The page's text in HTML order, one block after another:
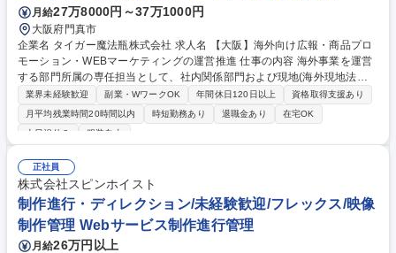
月給27万8000円～37万1000円
大阪府門真市
企業名 タイガー魔法瓶株式会社 求人名 【大阪】海外向け広報・商品プロ
モーション・WEBマーケティングの運営推進 仕事の内容 海外事業を運営
する部門所属の専任担当として、社内関係部門および現地(海外現地法
人・代理店)と連携し、グローバルでのブランド価値最大化とEC売上の向
上をリードしていただきます。 【具体的には】■海外現地法人・代理店の
EC運用支援：Amazonをはじめとする現地マーケットプレイスの運営サポ
る世界観の統一や各国との整合性管理 ■データドリブンによる改善施策の
立案：PV、セッション数、CVRなどのKPIデータに基づく課題抽出と、現
地へのアクションプランの提示 ■広報・宣伝 ■販促ツールの作成および展
開支援 募集職種 【大阪】海外向け広報・商品プロモーション・WEBマー
ケティングの運営推進
業界未経験歓迎 副業・WワークOK 年間休日120日以上
資格取得支援あり
月平均残業時間20時間以内
時短勤務あり 退職金あり
在宅OK
土日祝休み
服装自由
正社員
株式会社スピンホイスト
制作進行・ディレクション/未経験歓迎/フレックス/映像
制作管理 Webサービス制作進行管理
月給26万円以上